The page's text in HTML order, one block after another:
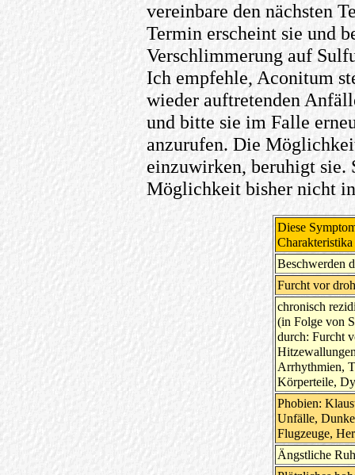
vereinbare den nächsten
Termin erscheint sie und
Verschlimmerung auf
Ich empfehle, Aconitum
wieder auftretenden
und bitte sie im Falle
anzurufen. Die
einzuwirken, beruhigt sie.
Möglichkeit bisher nicht
Diese
Beschwerden
Furcht vor
chronisch
(in Folge von
durch: Furcht
Arrhythmien,
Körperteile,
Phobien:
Unfälle,
Flugzeuge,
Ängstliche